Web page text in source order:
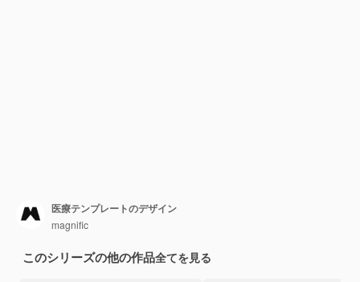
医療テンプレートのデザイン
magnific
このシリーズの他の作品全てを見る